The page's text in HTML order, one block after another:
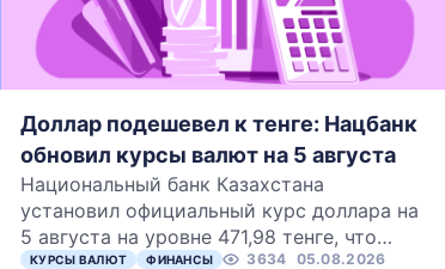
Доллар подешевел к тенге: Нацбанк
обновил курсы валют на 5 августа
Национальный банк Казахстана
установил официальный курс доллара на
5 августа на уровне 471,98 тенге, что…
КУРСЫ ВАЛЮТ ФИНАНСЫ 3634 05.08.2026